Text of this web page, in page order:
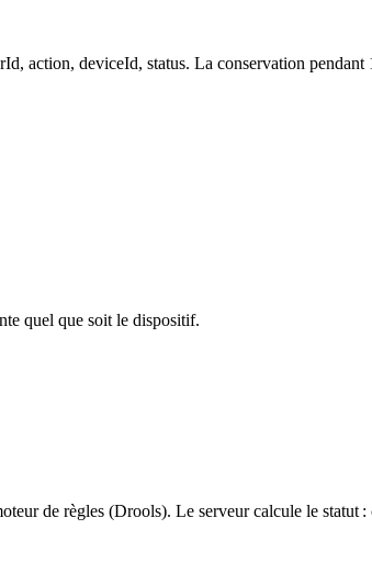
, action, deviceId, status. La conservation pendant
quel que soit le dispositif.
de règles (Drools). Le serveur calcule le statut :